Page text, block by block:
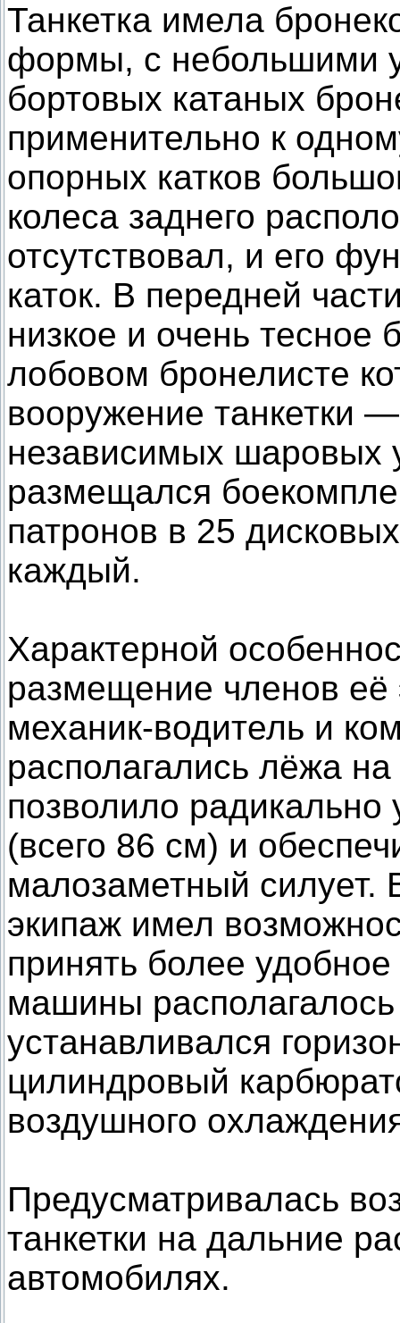
Танкетка имела
формы, с небольшими
бортовых катаных
применительно к
опорных катков
колеса заднего
отсутствовал, и его
каток. В передней
низкое и очень тесное
лобовом бронелисте
вооружение танкетки
независимых шаровых
размещался
патронов в 25
каждый.
Характерной
размещение членов её
механик-водитель и
располагались лёжа
позволило
(всего 86 см) и
малозаметный силует.
экипаж имел
принять более
машины
устанавливался
цилиндровый
воздушного
Предусматривалась
танкетки на дальние
автомобилях.